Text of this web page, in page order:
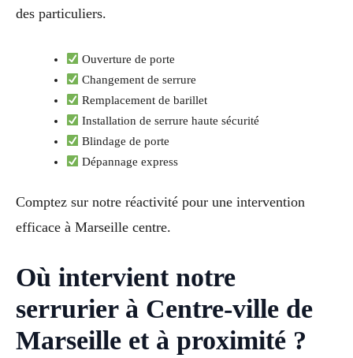
des particuliers.
Ouverture de porte
Changement de serrure
Remplacement de barillet
Installation de serrure haute sécurité
Blindage de porte
Dépannage express
Comptez sur notre réactivité pour une intervention
efficace à Marseille centre.
Où intervient notre
serrurier à Centre-ville de
Marseille et à proximité ?